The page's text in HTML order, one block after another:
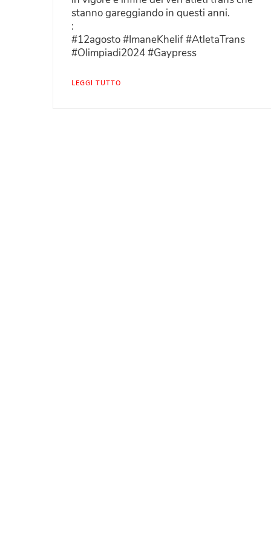
stanno gareggiando in questi anni.
:
#12agosto #ImaneKhelif #AtletaTrans
#Olimpiadi2024 #Gaypress
LEGGI TUTTO